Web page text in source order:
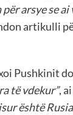
arsye se
artikulli
Pushkinit
të vdekur”,
është